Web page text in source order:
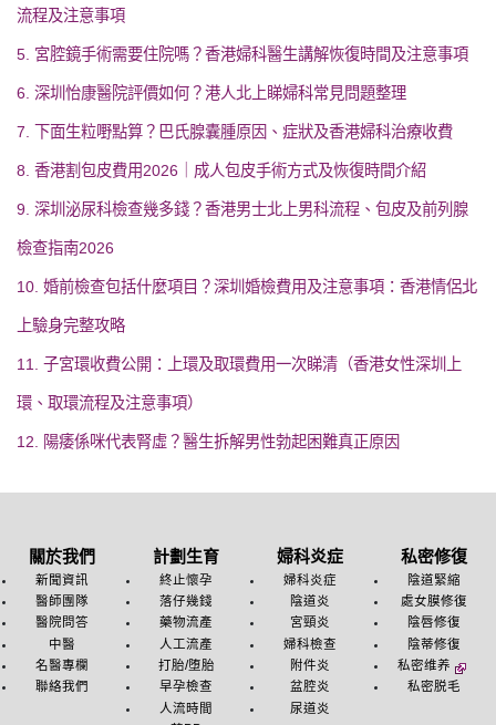
流程及注意事項
5. 宮腔鏡手術需要住院嗎？香港婦科醫生講解恢復時間及注意事項
6. 深圳怡康醫院評價如何？港人北上睇婦科常見問題整理
7. 下面生粒嘢點算？巴氏腺囊腫原因、症狀及香港婦科治療收費
8. 香港割包皮費用2026｜成人包皮手術方式及恢復時間介紹
9. 深圳泌尿科檢查幾多錢？香港男士北上男科流程、包皮及前列腺
檢查指南2026
10. 婚前檢查包括什麼項目？深圳婚檢費用及注意事項：香港情侶北
上驗身完整攻略
11. 子宮環收費公開：上環及取環費用一次睇清（香港女性深圳上
環、取環流程及注意事項）
12. 陽痿係咪代表腎虛？醫生拆解男性勃起困難真正原因
關於我們
新聞資訊
醫師團隊
醫院問答
中醫
名醫專欄
聯絡我們
計劃生育
終止懷孕
落仔幾錢
藥物流產
人工流產
打胎/堕胎
早孕檢查
人流時間
婦科炎症
婦科炎症
陰道炎
宮頸炎
婦科檢查
附件炎
盆腔炎
尿道炎
私密修復
陰道緊縮
處女膜修復
陰唇修復
陰蒂修復
私密维养
私密脱毛